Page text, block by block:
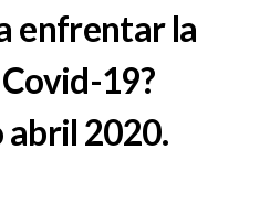
enfrentar la
19?
abril 2020.